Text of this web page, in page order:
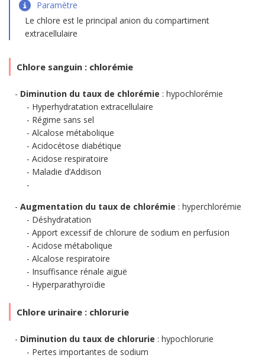
Paramètre
Le chlore est le principal anion du compartiment
extracellulaire
Chlore sanguin : chlorémie
Diminution du taux de chlorémie : hypochlorémie
Hyperhydratation extracellulaire
Régime sans sel
Alcalose métabolique
Acidocétose diabétique
Acidose respiratoire
Maladie d’Addison
Augmentation du taux de chlorémie : hyperchlorémie
Déshydratation
Apport excessif de chlorure de sodium en perfusion
Acidose métabolique
Alcalose respiratoire
Insuffisance rénale aiguë
Hyperparathyroïdie
Chlore urinaire : chlorurie
Diminution du taux de chlorurie : hypochlorurie
Pertes importantes de sodium